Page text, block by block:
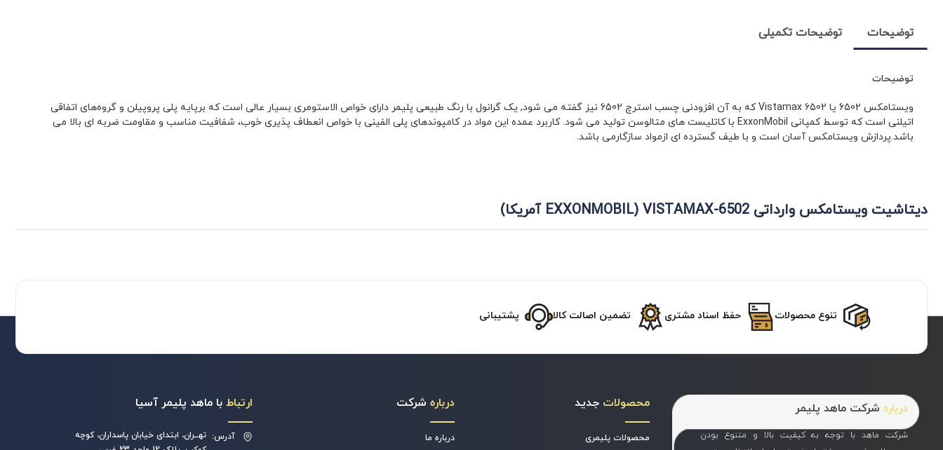
توضیحات توضیحات تکمیلی
توضیحات
ویستامکس 6502 یا Vistamax 6502 که به آن افزودنی چسب استرچ 6502 نیز گفته می شود, یک گرانول با رنگ طبیعی پلیمر دارای خواص الاستومری بسیار عالی است که برپایه پلی پروپیلن و گروه‌های اتفاقی
اتیلنی است که توسط کمپانی ExxonMobil با کاتلیست های متالوسن تولید می شود. کاربرد عمده این مواد در کامپوندهای پلی الفینی با خواص انعطاف پذیری خوب، شفافیت مناسب و مقاومت ضربه ای بالا می
باشد.پردازش ویستامکس آسان است و با طیف گسترده ای ازمواد سازگارمی باشد.
دیتاشیت ویستامکس وارداتی VISTAMAX-6502 (EXXONMOBIL آمریکا)
تنوع محصولات حفظ اسناد مشتری تضمین اصالت کالا پشتیبانی
درباره شرکت ماهد پلیمر
شرکت ماهد با توجه به کیفیت بالا و متنوع بودن
محصولات جدید
محصولات پلیمری
درباره شرکت
درباره ما
ارتباط با ماهد پلیمر آسیا
آدرس: تهــران، ابتدای خیابان پاسداران، کوچه